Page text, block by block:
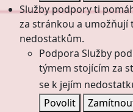
Služby podpory ti
za stránkou a umožňují
nedostatkům.
Podpora Služby
týmem stojícím za
se k jejím
Povolit